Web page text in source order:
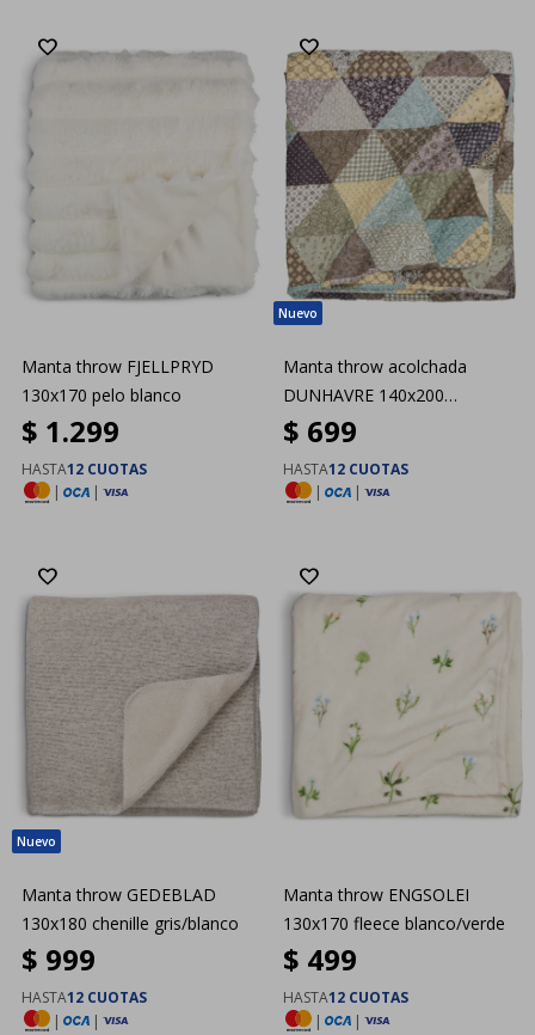
Manta throw FJELLPRYD
130x170 pelo blanco
$ 1.299
HASTA12 CUOTAS
|
|
Manta throw acolchada
DUNHAVRE 140x200
patchwork mix
$ 699
HASTA12 CUOTAS
|
|
Manta throw GEDEBLAD
130x180 chenille gris/blanco
$ 999
HASTA12 CUOTAS
|
|
Manta throw ENGSOLEI
130x170 fleece blanco/verde
$ 499
HASTA12 CUOTAS
|
|